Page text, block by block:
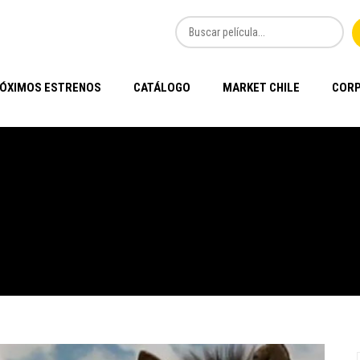
ESTRENOS CATÁLOGO MARKET CHILE